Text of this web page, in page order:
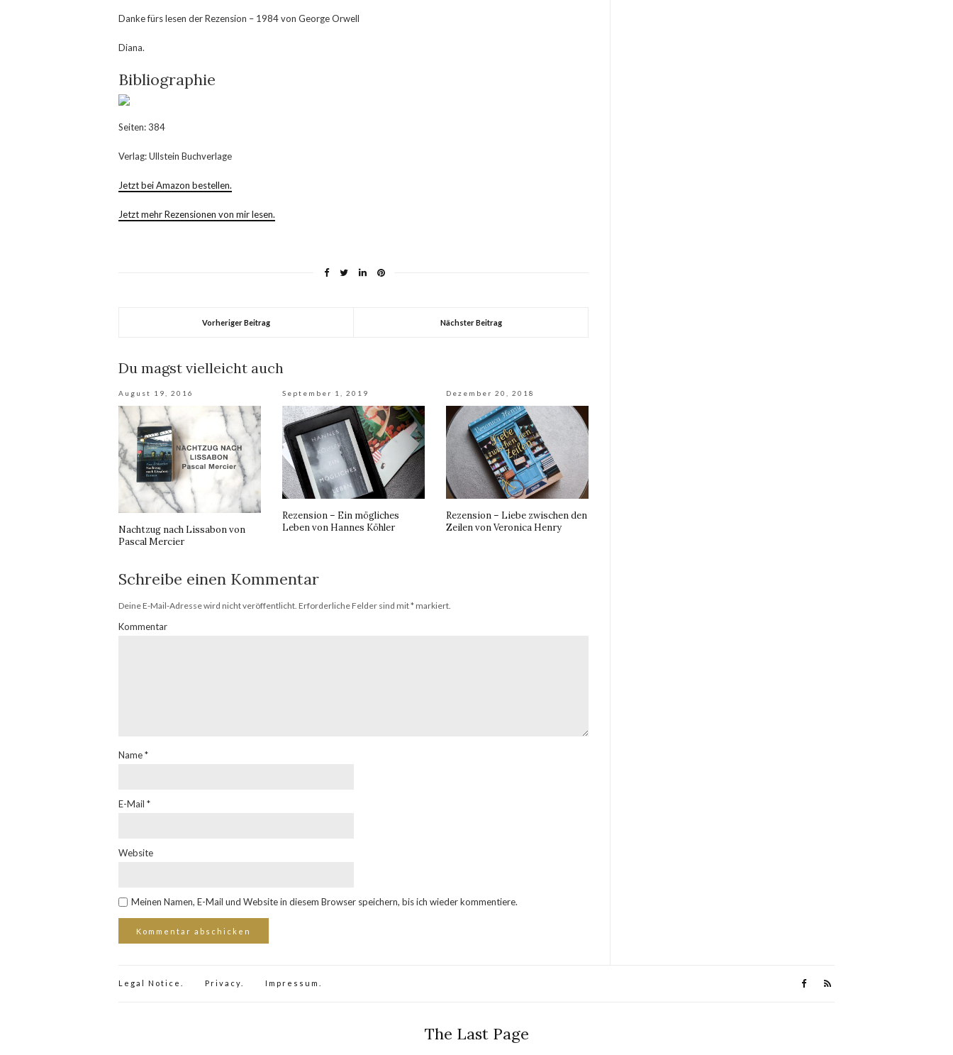
Danke fürs lesen der Rezension – 1984 von George Orwell
Diana.
Bibliographie
Seiten: 384
Verlag: Ullstein Buchverlage
Jetzt bei Amazon bestellen.
Jetzt mehr Rezensionen von mir lesen.
Vorheriger Beitrag Nächster Beitrag
Du magst vielleicht auch
August 19, 2016
Nachtzug nach Lissabon von
Pascal Mercier
September 1, 2019
Rezension – Ein mögliches
Leben von Hannes Köhler
Dezember 20, 2018
Rezension – Liebe zwischen den
Zeilen von Veronica Henry
Schreibe einen Kommentar
Deine E-Mail-Adresse wird nicht veröffentlicht. Erforderliche Felder sind mit*markiert.
Kommentar
Name*
E-Mail *
Website
Meinen Namen, E-Mail und Website in diesem Browser speichern, bis ich wieder kommentiere.
Legal Notice. Privacy. Impressum.
The Last Page